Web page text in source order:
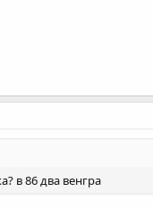
в 86 два венгра